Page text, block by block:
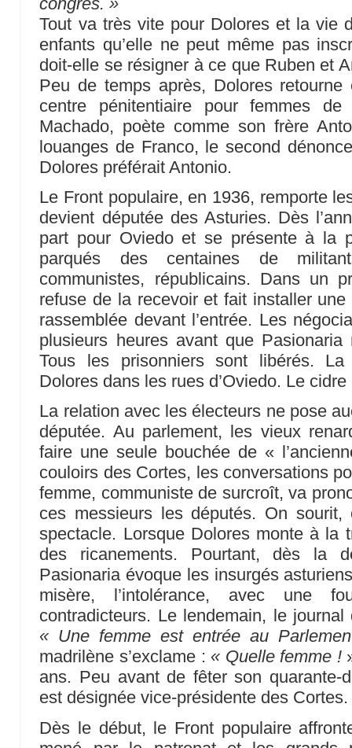
Tout va très vite pour Dolores et la vie
enfants qu’elle ne peut même pas
doit-elle se résigner à ce que Ruben et
Peu de temps après, Dolores
centre pénitentiaire pour femmes de
Machado, poète comme son frère
louanges de Franco, le second
Dolores préférait Antonio.
Le Front populaire, en 1936, remporte
devient députée des Asturies. Dès
part pour Oviedo et se présente à la
parqués des centaines de
communistes, républicains. Dans un
refuse de la recevoir et fait installer
rassemblée devant l’entrée. Les
plusieurs heures avant que Pasionaria
Tous les prisonniers sont libérés. La
Dolores dans les rues d’Oviedo. Le
La relation avec les électeurs ne pose
députée. Au parlement, les vieux
faire une seule bouchée de «
couloirs des Cortes, les conversations
femme, communiste de surcroît, va
ces messieurs les députés. On
spectacle. Lorsque Dolores monte à la
des ricanements. Pourtant, dès la
Pasionaria évoque les insurgés
misère, l’intolérance, avec une
contradicteurs. Le lendemain, le
« Une femme est entrée au
madrilène s’exclame : « Quelle femme !
ans. Peu avant de fêter son quarante-
est désignée vice-présidente des Cortes.
Dès le début, le Front populaire